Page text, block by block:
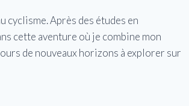
cyclisme. Après des études en
cette aventure où je combine mon
de nouveaux horizons à explorer sur